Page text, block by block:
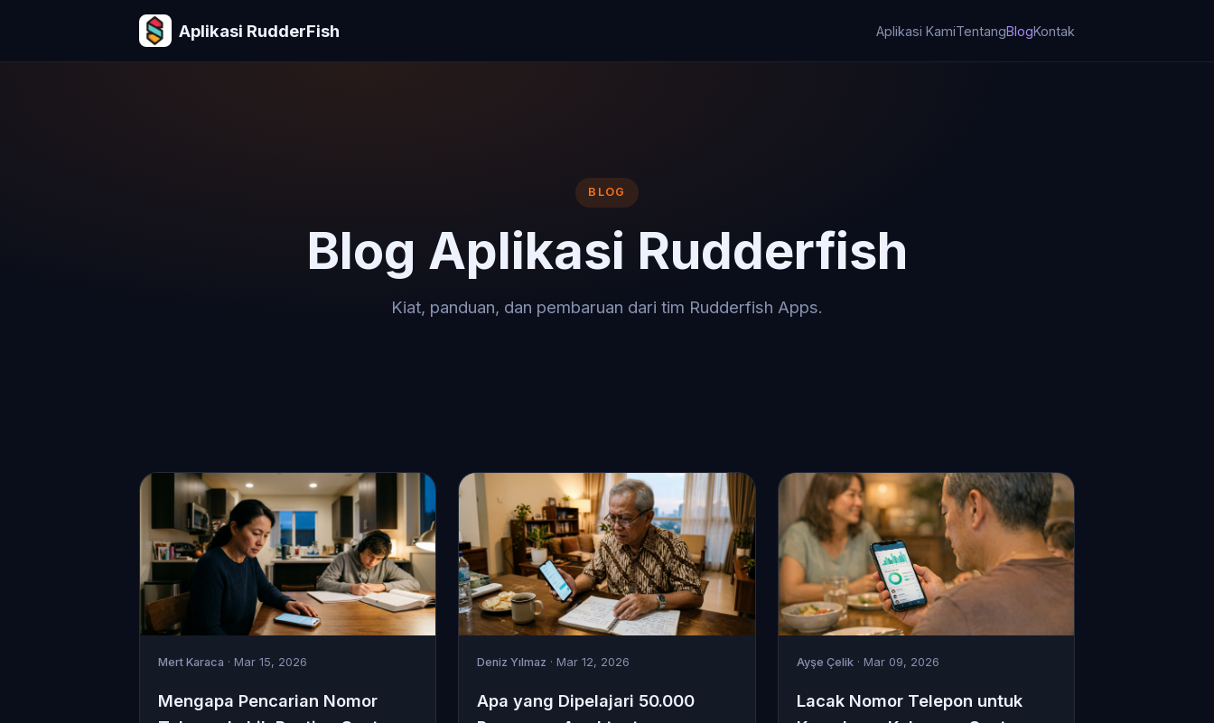
Aplikasi RudderFish Aplikasi KamiTentangBlogKontak
BLOG
Blog Aplikasi Rudderfish
Kiat, panduan, dan pembaruan dari tim Rudderfish Apps.
Mert Karaca · Mar 15, 2026
Mengapa Pencarian Nomor
Deniz Yılmaz · Mar 12, 2026
Apa yang Dipelajari 50.000
Ayşe Çelik· Mar 09, 2026
Lacak Nomor Telepon untuk